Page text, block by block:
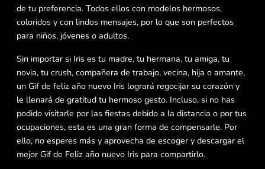
de tu preferencia. Todos ellos con modelos hermosos,
coloridos y con lindos mensajes, por lo que son perfectos
para niños, jóvenes o adultos.
Sin importar si Iris es tu madre, tu hermana, tu amiga, tu
novia, tu crush, compañera de trabajo, vecina, hija o amante,
un Gif de feliz año nuevo Iris logrará regocijar su corazón y
le llenará de gratitud tu hermoso gesto. Incluso, si no has
podido visitarle por las fiestas debido a la distancia o por tus
ocupaciones, esta es una gran forma de compensarle. Por
ello, no esperes más y aprovecha de escoger y descargar el
mejor Gif de Feliz año nuevo Iris para compartirlo.